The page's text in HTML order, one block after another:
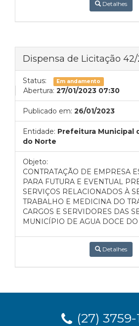
Detalhes
Dispensa de Licitação
Status: Em andamento
Abertura: 27/01/2023 07:30
Publicado em: 26/01/2023
Entidade: Prefeitura Municipal
do Norte
Objeto:
CONTRATAÇÃO DE EMPRESA
PARA FUTURA E EVENTUAL
SERVIÇOS RELACIONADOS À
TRABALHO E MEDICINA DO
CARGOS E SERVIDORES DAS
MUNICÍPIO DE AGUA DOCE
Detalhes
(27) 3759-